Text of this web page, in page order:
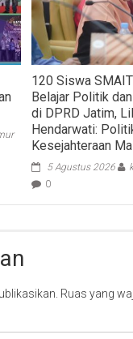
120 Siswa
Belajar Politik
di DPRD Jatim,
Hendarwati:
Kesejahteraan
5 Agustus 2026
0
Ruas yang